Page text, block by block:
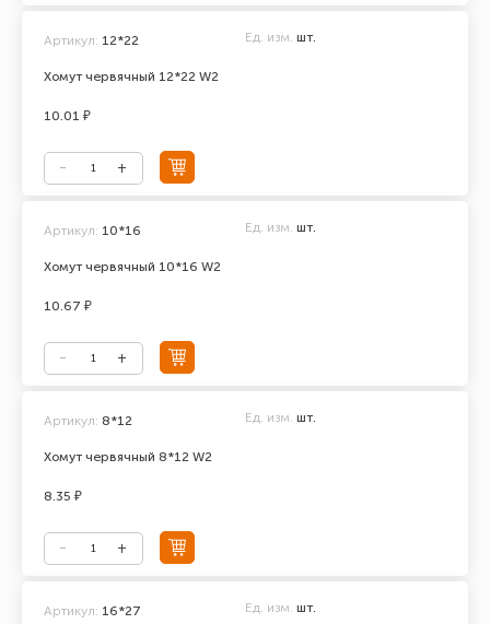
Хомут червячный 12*22 W2
Артикул: 12*22 Ед. изм. шт.
10.01 ₽
Хомут червячный 10*16 W2
Артикул: 10*16 Ед. изм. шт.
10.67 ₽
Хомут червячный 8*12 W2
Артикул: 8*12 Ед. изм. шт.
8.35 ₽
Артикул: 16*27 Ед. изм. шт.